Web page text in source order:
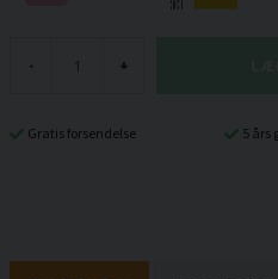
- +
Gratis forsendelse 5 års